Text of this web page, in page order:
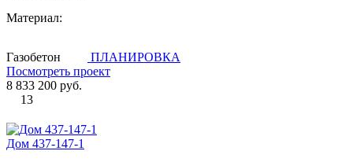
Материал:
Газобетон
ПЛАНИРОВКА
Посмотреть проект
8 833 200 руб.
13
Дом 437-147-1